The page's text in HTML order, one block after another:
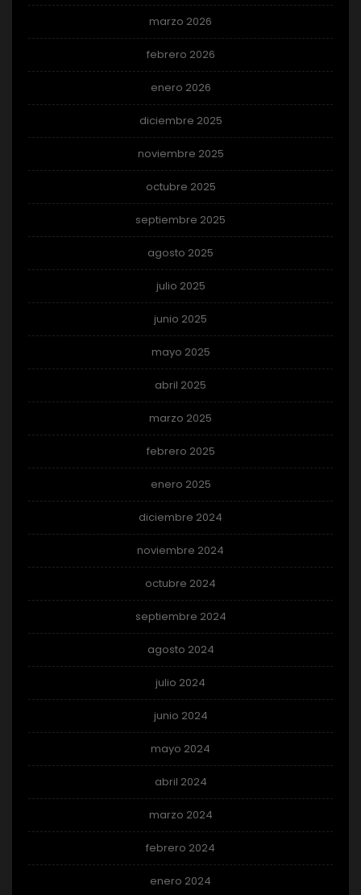
marzo 2026
febrero 2026
enero 2026
diciembre 2025
noviembre 2025
octubre 2025
septiembre 2025
agosto 2025
julio 2025
junio 2025
mayo 2025
abril 2025
marzo 2025
febrero 2025
enero 2025
diciembre 2024
noviembre 2024
octubre 2024
septiembre 2024
agosto 2024
julio 2024
junio 2024
mayo 2024
abril 2024
marzo 2024
febrero 2024
enero 2024